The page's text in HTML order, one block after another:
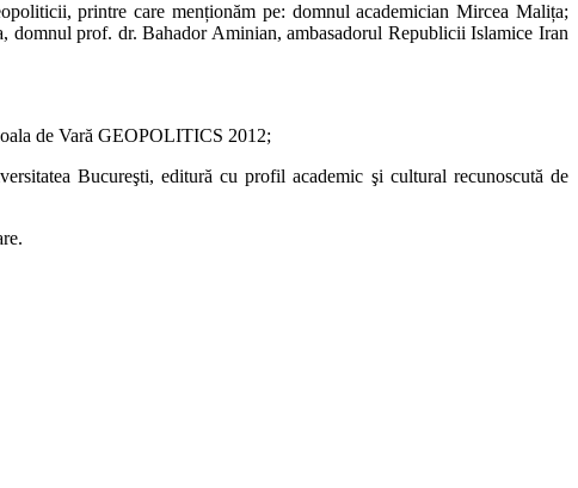
printre care menționăm pe: domnul academician Mircea Malița;
prof. dr. Bahador Aminian, ambasadorul Republicii Islamice Iran
de Vară GEOPOLITICS 2012;
Bucureşti, editură cu profil academic şi cultural recunoscută de